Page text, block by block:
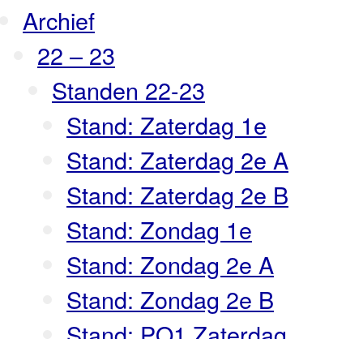
Archief
22 – 23
Standen 22-23
Stand: Zaterdag 1e
Stand: Zaterdag 2e A
Stand: Zaterdag 2e B
Stand: Zondag 1e
Stand: Zondag 2e A
Stand: Zondag 2e B